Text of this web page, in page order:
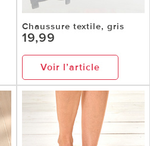
Chaussure textile, gris
19,99
Voir l’article